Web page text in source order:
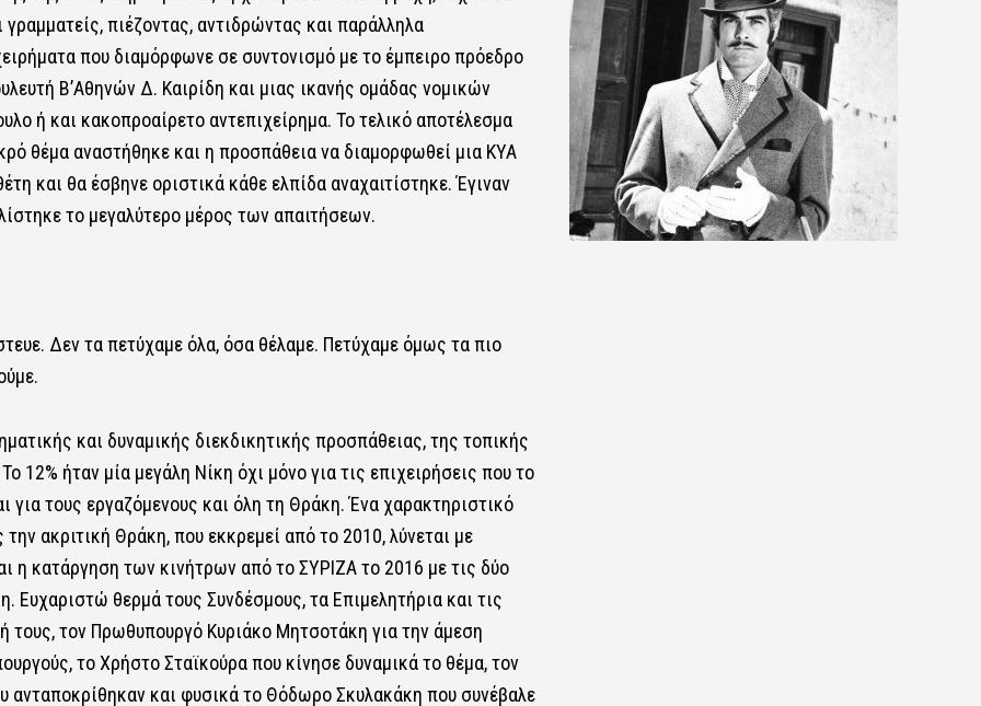
πιέζοντας, αντιδρώντας και παράλληλα
που διαμόρφωνε σε συντονισμό με το έμπειρο πρόεδρο
Β’Αθηνών Δ. Καιρίδη και μιας ικανής ομάδας νομικών
ή και κακοπροαίρετο αντεπιχείρημα. Το τελικό αποτέλεσμα
θέμα αναστήθηκε και η προσπάθεια να διαμορφωθεί μια ΚΥΑ
και θα έσβηνε οριστικά κάθε ελπίδα αναχαιτίστηκε. Έγιναν
το μεγαλύτερο μέρος των απαιτήσεων.
Δεν τα πετύχαμε όλα, όσα θέλαμε. Πετύχαμε όμως τα πιο
και δυναμικής διεκδικητικής προσπάθειας, της τοπικής
12% ήταν μία μεγάλη Νίκη όχι μόνο για τις επιχειρήσεις που το
για τους εργαζόμενους και όλη τη Θράκη. Ένα χαρακτηριστικό
ακριτική Θράκη, που εκκρεμεί από το 2010, λύνεται με
η κατάργηση των κινήτρων από το ΣΥΡΙΖΑ το 2016 με τις δύο
Ευχαριστώ θερμά τους Συνδέσμους, τα Επιμελητήρια και τις
τους, τον Πρωθυπουργό Κυριάκο Μητσοτάκη για την άμεση
το Χρήστο Σταϊκούρα που κίνησε δυναμικά το θέμα, τον
ανταποκρίθηκαν και φυσικά το Θόδωρο Σκυλακάκη που συνέβαλε